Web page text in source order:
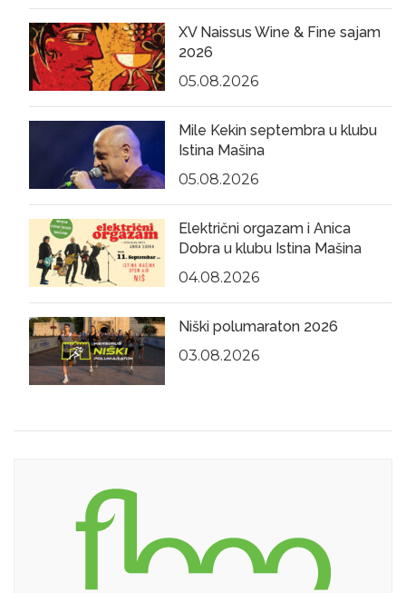
XV Naissus Wine & Fine sajam
2026
05.08.2026
Mile Kekin septembra u klubu
Istina Mašina
05.08.2026
Električni orgazam i Anica
Dobra u klubu Istina Mašina
04.08.2026
Niški polumaraton 2026
03.08.2026